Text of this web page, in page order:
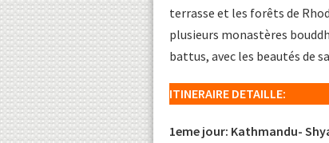
terrasse et les forêts de
plusieurs monastères
battus, avec les beautés de
ITINERAIRE DETAILLE:
1eme jour: Kathmandu-